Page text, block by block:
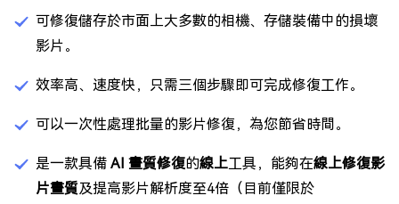
可修復儲存於市面上大多數的相機、存儲裝備中的損壞
影片。
效率高、速度快，只需三個步驟即可完成修復工作。
可以一次性處理批量的影片修復，為您節省時間。
是一款具備 AI 畫質修復的線上工具，能夠在線上修復影
片畫質及提高影片解析度至4倍（目前僅限於